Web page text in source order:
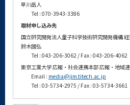
早川岳人
Tel : 070-3943-3386
取材申し込み先
国立研究開発法人量子科学技術研究開発機構
鈴木國弘
Tel : 043-206-3062 / Fax : 043-206-4062
東京工業大学 広報・社会連携本部 広報・地域
Email : media@jim.titech.ac.jp
Tel : 03-5734-2975 / Fax : 03-5734-3661